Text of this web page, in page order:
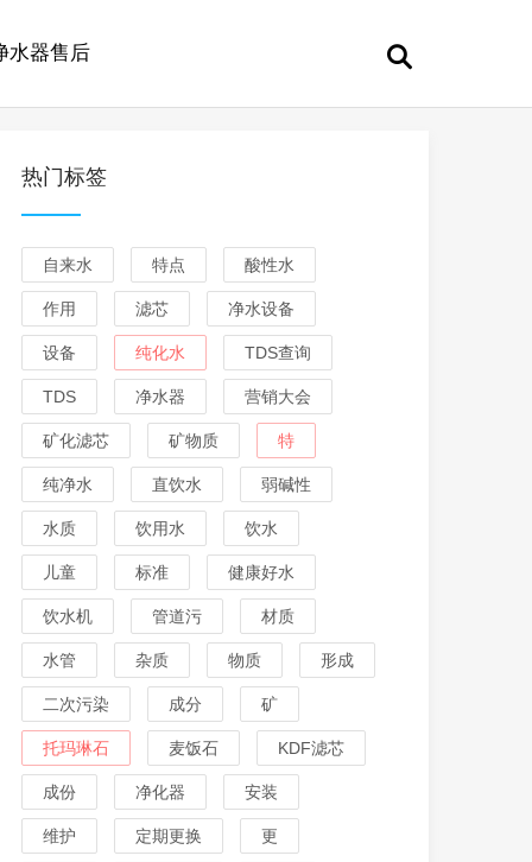
水器售后
热门标签
自来水 特点 酸性水
作用 滤芯 净水设备
设备 纯化水 TDS查询
TDS 净水器 营销大会
矿化滤芯 矿物质 特
纯净水 直饮水 弱碱性
水质 饮用水 饮水
儿童 标准 健康好水
饮水机 管道污 材质
水管 杂质 物质 形成
二次污染 成分 矿
托玛琳石 麦饭石 KDF滤芯
成份 净化器 安装
维护 定期更换 更